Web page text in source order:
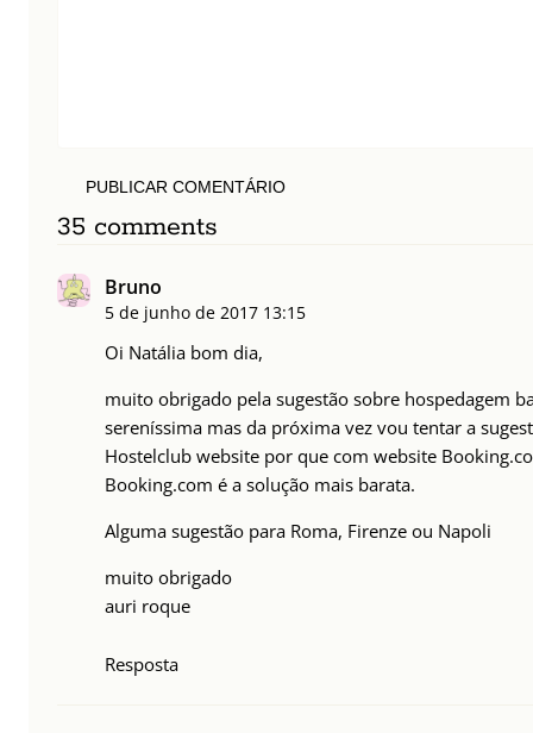
PUBLICAR COMENTÁRIO
35 comments
Bruno
5 de junho de 2017 13:15
Oi Natália bom dia,
muito obrigado pela sugestão sobre hospedagem
sereníssima mas da próxima vez vou tentar a
Hostelclub website por que com website
Booking.com é a solução mais barata.
Alguma sugestão para Roma, Firenze ou Napoli
muito obrigado
auri roque
Resposta